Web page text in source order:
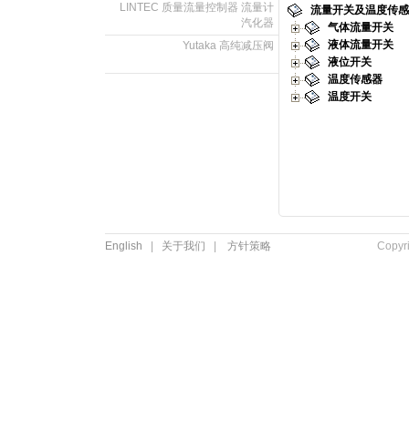
LINTEC 质量流量控制器 流量计
汽化器
Yutaka 高纯减压阀
流量开关及温度传
气体流量开关
液体流量开关
液位开关
温度传感器
温度开关
English 关于我们 方针策略